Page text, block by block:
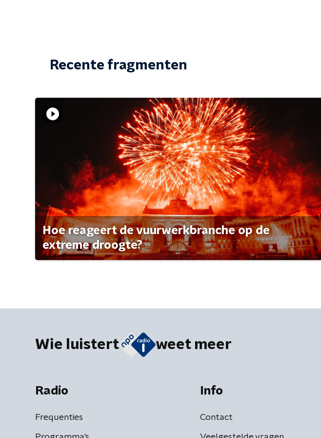
Recente fragmenten
Hoe reageert de vuurwerkbranche op de
extreme droogte?
Wie luistert weet meer
Radio
Frequenties
Info
Contact